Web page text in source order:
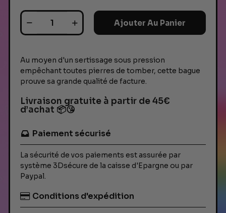
Ajouter Au Panier
Au moyen d'un sertissage sous pression
empêchant toutes pierres de tomber, cette bague
prouve sa grande qualité de facture.
Livraison gratuite à partir de 45€
d’achat 📦😘
Paiement sécurisé
La sécurité de vos paiements est assurée par
système 3Dsécure de la caisse d'Epargne ou par
Paypal.
Conditions d'expédition